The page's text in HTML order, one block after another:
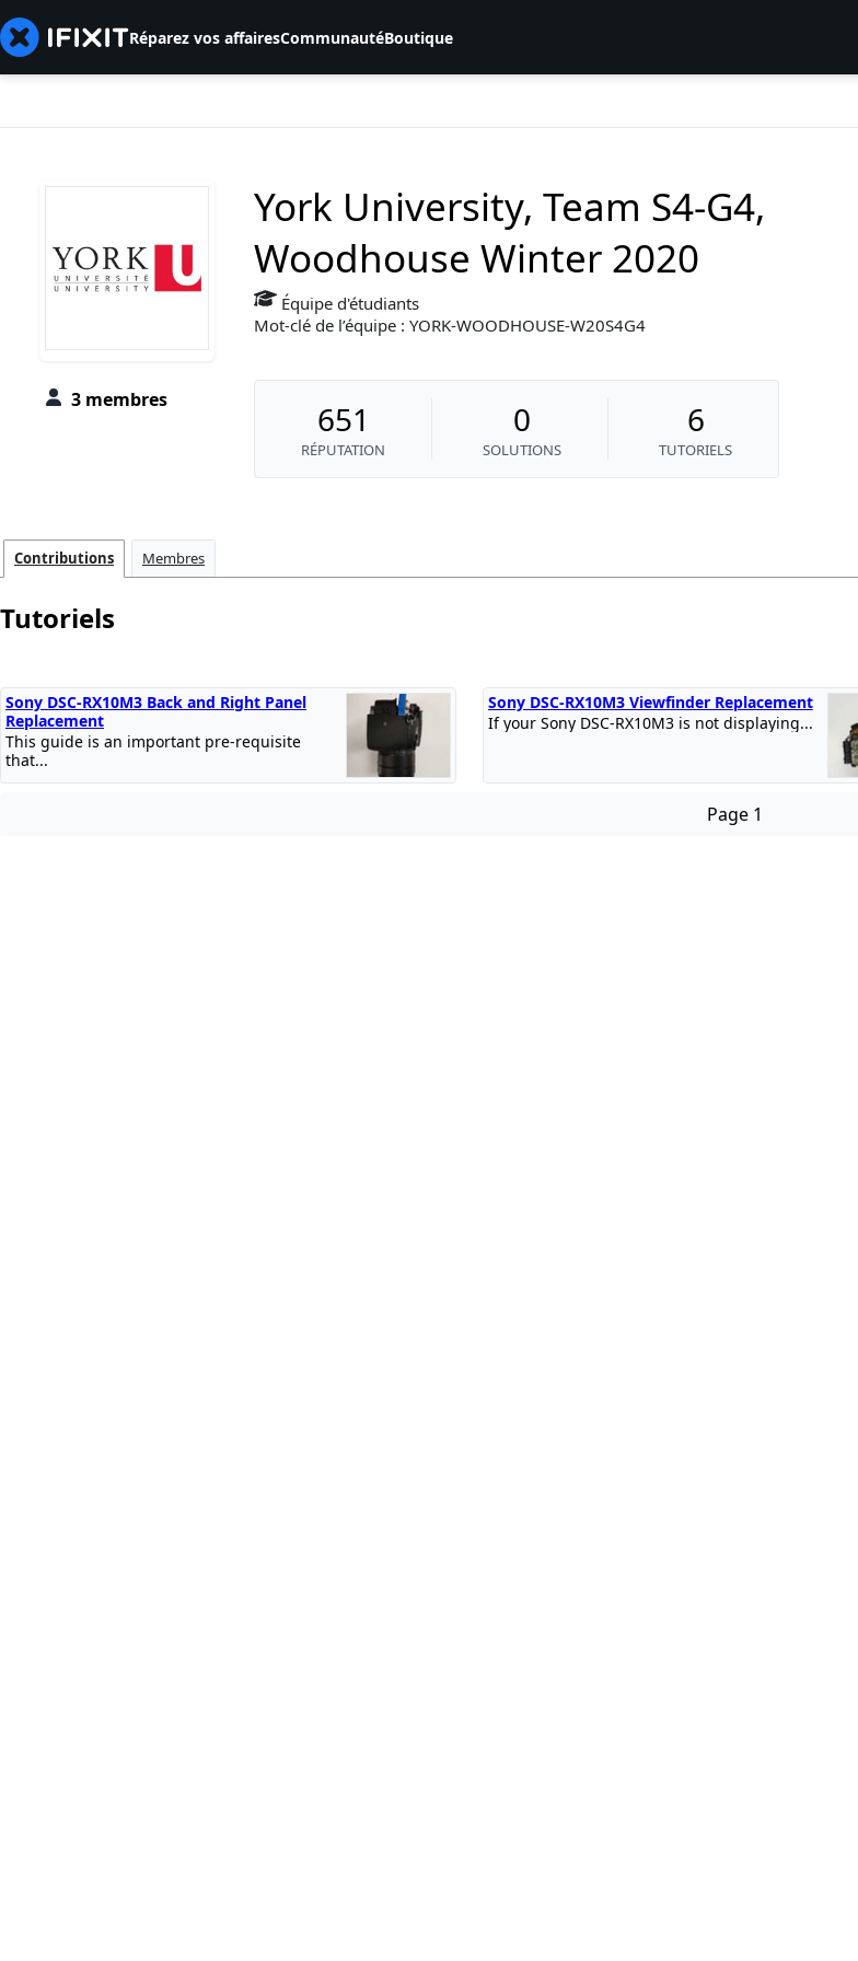
Réparez vos affairesCommunautéBoutique
3 membres
York University, Team S4-G4,
Woodhouse Winter 2020
Équipe d'étudiants
Mot-clé de l’équipe : YORK-WOODHOUSE-W20S4G4
651
RÉPUTATION
0
SOLUTIONS
6
TUTORIELS
Contributions Membres
Tutoriels
Sony DSC-RX10M3 Back and Right Panel
Replacement
This guide is an important pre-requisite
that...
Sony DSC-RX10M3 Viewfinder Replacement
If your Sony DSC-RX10M3 is not displaying...
Page 1